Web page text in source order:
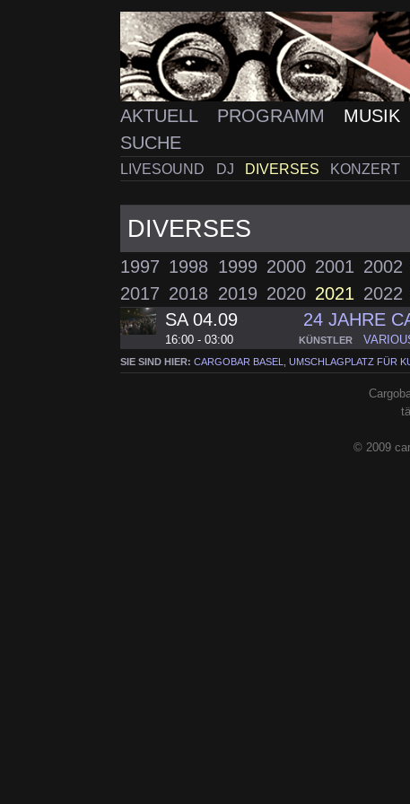
AKTUELL PROGRAMM MUSIK
SUCHE
LIVESOUND DJ DIVERSES KONZERT
DIVERSES
1997 1998 1999 2000 2001 2002
2017 2018 2019 2020 2021 2022
SA 04.09
16:00 - 03:00
24 JAHRE
KÜNSTLER
SIE SIND HIER:CARGOBAR BASEL, UMSCHLAGPLATZ FÜR
© 2009